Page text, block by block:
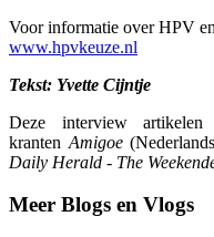
Voor informatie over HPV
www.hpvkeuze.nl
Tekst: Yvette Cijntje
Deze interview
kranten Amigoe
Daily Herald - The
Meer Blogs en Vlogs